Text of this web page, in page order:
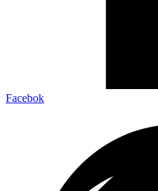
Facebok